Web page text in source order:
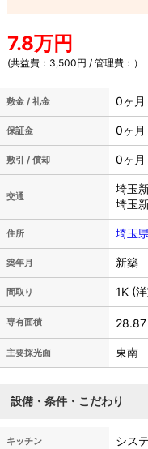
7.8万円
(共益費：3,500円 / 管理費：）
敷金 / 礼金 0ヶ月
保証金 0ヶ月
敷引 / 償却 0ヶ
交通
埼玉
埼玉
住所 埼玉
築年月 新築
間取り 1K (
専有面積 28.87
主要採光面 東南
設備・条件・こだわり
キッチン シス